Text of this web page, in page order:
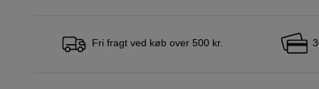
Fri fragt ved køb over 500 kr.